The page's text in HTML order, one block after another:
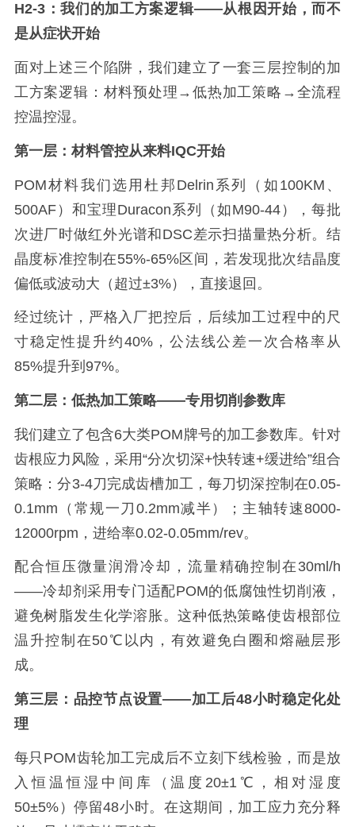
H2-3：我们的加工方案逻辑——从根因开始，而不
是从症状开始
面对上述三个陷阱，我们建立了一套三层控制的加
工方案逻辑：材料预处理→低热加工策略→全流程
控温控湿。
第一层：材料管控从来料IQC开始
POM材料我们选用杜邦Delrin系列（如100KM、
500AF）和宝理Duracon系列（如M90-44），每批
次进厂时做红外光谱和DSC差示扫描量热分析。结
晶度标准控制在55%-65%区间，若发现批次结晶度
偏低或波动大（超过±3%），直接退回。
经过统计，严格入厂把控后，后续加工过程中的尺
寸稳定性提升约40%，公法线公差一次合格率从
85%提升到97%。
第二层：低热加工策略——专用切削参数库
我们建立了包含6大类POM牌号的加工参数库。针对
齿根应力风险，采用“分次切深+快转速+缓进给”组合
策略：分3-4刀完成齿槽加工，每刀切深控制在0.05-
0.1mm（常规一刀0.2mm减半）；主轴转速8000-
12000rpm，进给率0.02-0.05mm/rev。
配合恒压微量润滑冷却，流量精确控制在30ml/h
——冷却剂采用专门适配POM的低腐蚀性切削液，
避免树脂发生化学溶胀。这种低热策略使齿根部位
温升控制在50℃以内，有效避免白圈和熔融层形
成。
第三层：品控节点设置——加工后48小时稳定化处
理
每只POM齿轮加工完成后不立刻下线检验，而是放
入恒温恒湿中间库（温度20±1℃，相对湿度
50±5%）停留48小时。在这期间，加工应力充分释